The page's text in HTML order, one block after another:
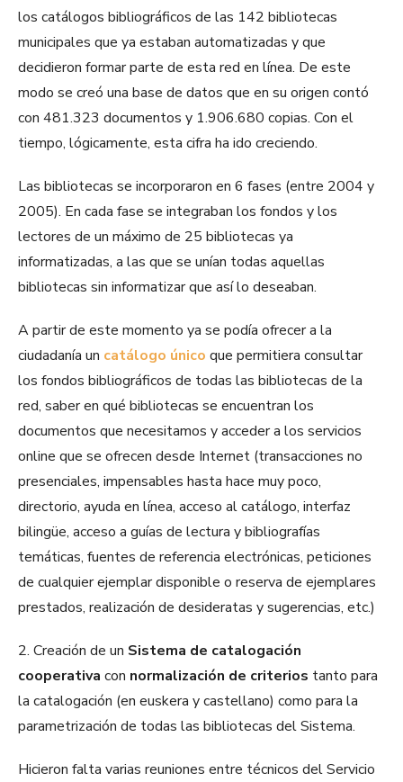
los catálogos bibliográficos de las 142 bibliotecas
municipales que ya estaban automatizadas y que
decidieron formar parte de esta red en línea. De este
modo se creó una base de datos que en su origen contó
con 481.323 documentos y 1.906.680 copias. Con el
tiempo, lógicamente, esta cifra ha ido creciendo.
Las bibliotecas se incorporaron en 6 fases (entre 2004 y
2005). En cada fase se integraban los fondos y los
lectores de un máximo de 25 bibliotecas ya
informatizadas, a las que se unían todas aquellas
bibliotecas sin informatizar que así lo deseaban.
A partir de este momento ya se podía ofrecer a la
ciudadanía un catálogo único que permitiera consultar
los fondos bibliográficos de todas las bibliotecas de la
red, saber en qué bibliotecas se encuentran los
documentos que necesitamos y acceder a los servicios
online que se ofrecen desde Internet (transacciones no
presenciales, impensables hasta hace muy poco,
directorio, ayuda en línea, acceso al catálogo, interfaz
bilingüe, acceso a guías de lectura y bibliografías
temáticas, fuentes de referencia electrónicas, peticiones
de cualquier ejemplar disponible o reserva de ejemplares
prestados, realización de desideratas y sugerencias, etc.)
2. Creación de un Sistema de catalogación
cooperativa con normalización de criterios tanto para
la catalogación (en euskera y castellano) como para la
parametrización de todas las bibliotecas del Sistema.
Hicieron falta varias reuniones entre técnicos del Servicio